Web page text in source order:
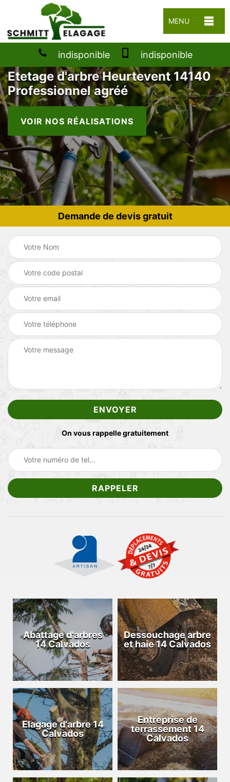
MENU
indisponible indisponible
Etetage d'arbre Heurtevent 14140
Professionnel agréé
VOIR NOS RÉALISATIONS
Demande de devis gratuit
On vous rappelle gratuitement
Abattage d'arbres
14 Calvados
Dessouchage arbre
et haie 14 Calvados
Elagage d'arbre 14
Calvados
Entreprise de
terrassement 14
Calvados